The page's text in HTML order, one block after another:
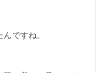
ですね。